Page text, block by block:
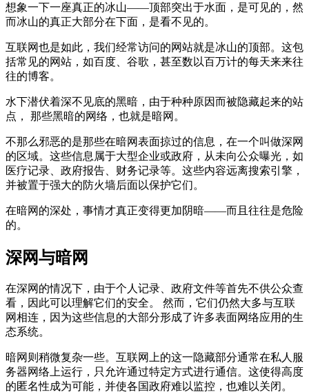
想象一下一座真正的冰山——顶部突出于水面，是可见的，然
而冰山的真正大部分在下面，是看不见的。
互联网也是如此，我们经常访问的网站就是冰山的顶部。这包
括常见的网站，如百度、谷歌，甚至数以百万计的每天来来往
往的博客。
水下潜伏着深不见底的黑暗，由于种种原因而被隐藏起来的站
点， 那些黑暗的网络，也就是暗网。
不那么邪恶的是那些在暗网表面掠过的信息，在一个叫做深网
的区域。这些信息属于大型企业或政府，从未向公众曝光，如
医疗记录、政府报告、财务记录等。这些内容远离搜索引擎，
并被置于强大的防火墙后面以保护它们。
在暗网的深处，事情才真正变得更加阴暗——而且往往是危险
的。
深网与暗网
在深网的情况下，由于个人记录、政府文件等首先不供公众查
看，因此可以理解它们的安全。 然而，它们仍然大多与互联
网相连，因为这些信息的大部分形成了许多表面网络应用的生
态系统。
暗网则稍微复杂一些。互联网上的这一隐藏部分通常在私人服
务器网络上运行，只允许通过特定方式进行通信。这使得高度
的匿名性成为可能，并使各国政府难以监控，也难以关闭。